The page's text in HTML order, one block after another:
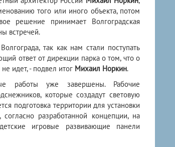
того или иного объекта, потом
решение принимает Волгоградская
встречей.
так как нам стали поступать
ответ от дирекции парка о том, что о
идет, - подвел итог Михаил Норкин.
работы уже завершены. Рабочие
которые создадут световую
подготовка территории для установки
разработанной концепции, на
игровые развивающие панели